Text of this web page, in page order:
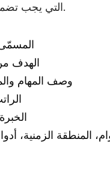
التي يجب تضمينها في الوصف.
الهدف
وصف المهام
المنطقة الزمنية،